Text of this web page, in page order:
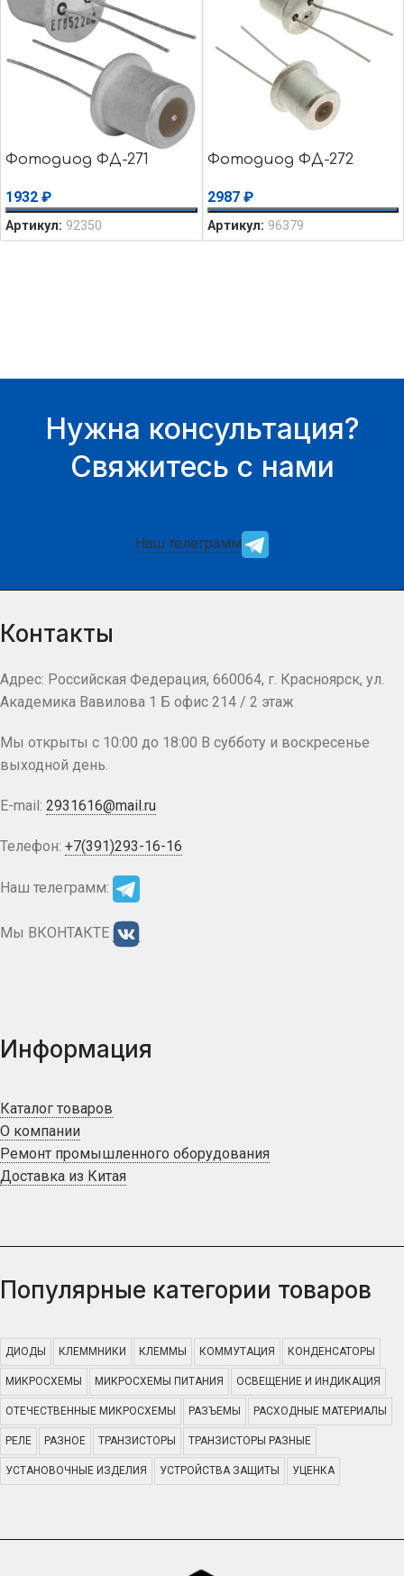
Фотодиод ФД-271
1932 ₽
Артикул: 92350
Фотодиод ФД-272
2987 ₽
Артикул: 96379
Нужна консультация?
Свяжитесь с нами
Наш телеграмм
Контакты
Адрес: Российская Федерация, 660064, г. Красноярск, ул.
Академика Вавилова 1 Б офис 214 / 2 этаж
Мы открыты с 10:00 до 18:00 В субботу и воскресенье
выходной день.
E-mail: 2931616@mail.ru
Телефон: +7(391)293-16-16
Наш телеграмм:
Мы ВКОНТАКТЕ
Информация
Каталог товаров
О компании
Ремонт промышленного оборудования
Доставка из Китая
Популярные категории товаров
ДИОДЫ КЛЕММНИКИ КЛЕММЫ КОММУТАЦИЯ КОНДЕНСАТОРЫ
МИКРОСХЕМЫ МИКРОСХЕМЫ ПИТАНИЯ ОСВЕЩЕНИЕ И ИНДИКАЦИЯ
ОТЕЧЕСТВЕННЫЕ МИКРОСХЕМЫ РАЗЪЕМЫ РАСХОДНЫЕ МАТЕРИАЛЫ
РЕЛЕ РАЗНОЕ ТРАНЗИСТОРЫ ТРАНЗИСТОРЫ РАЗНЫЕ
УСТАНОВОЧНЫЕ ИЗДЕЛИЯ УСТРОЙСТВА ЗАЩИТЫ УЦЕНКА